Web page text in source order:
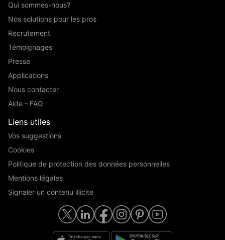
Qui sommes-nous?
Nos solutions pour les pros
Recrutement
Témoignages
Presse
Applications
Nous contacter
Aide - FAQ
Liens utiles
Vos suggestions
Cookies
Politique de protection des données personnelles
Mentions légales
Signaler un contenu illicite